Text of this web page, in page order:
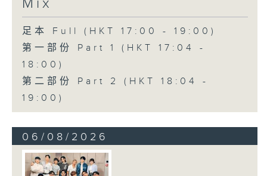
Mix
足本 Full (HKT 17:00 - 19:00)
第一部份 Part 1 (HKT 17:04 -
18:00)
第二部份 Part 2 (HKT 18:04 -
19:00)
06/08/2026